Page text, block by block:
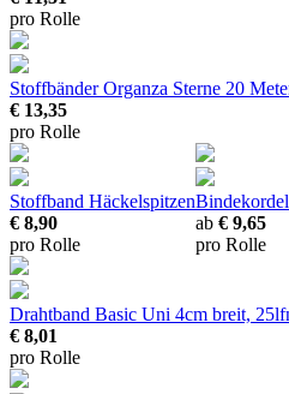
pro Rolle
Stoffbänder Organza Sterne 20
€ 13,35
pro Rolle
Stoffband Häckelspitzen
€ 8,90
pro Rolle
ab € 9,65
pro Rolle
Drahtband Basic Uni 4cm breit,
€ 8,01
pro Rolle